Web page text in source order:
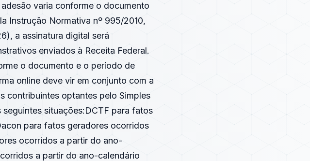
varia conforme o documento
Instrução Normativa nº 995/2010,
a assinatura digital será
enviados à Receita Federal.
o documento e o período de
online deve vir em conjunto com a
contribuintes optantes pelo Simples
situações:DCTF para fatos
para fatos geradores ocorridos
ocorridos a partir do ano-
a partir do ano-calendário